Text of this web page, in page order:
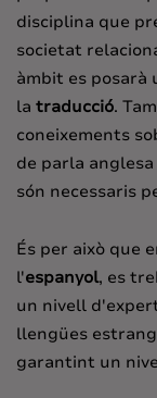
disciplina que
societat
àmbit es posarà
la traducció.
coneixements
de parla
són necessaris
És per això que
l'espanyol, es
un nivell
llengües
garantint un